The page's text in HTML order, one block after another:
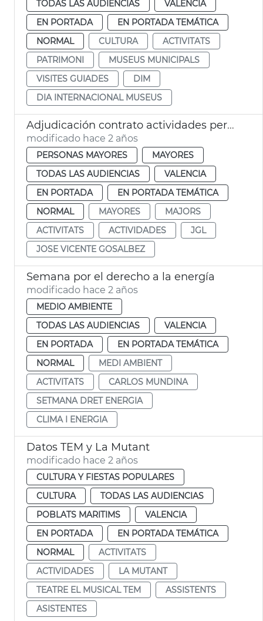
TODAS LAS AUDIENCIAS
VALENCIA
EN PORTADA
EN PORTADA TEMÁTICA
NORMAL
CULTURA
ACTIVITATS
PATRIMONI
MUSEUS MUNICIPALS
VISITES GUIADES
DIM
DIA INTERNACIONAL MUSEUS
Adjudicación contrato actividades personas mayores
modificado hace 2 años
PERSONAS MAYORES
MAYORES
TODAS LAS AUDIENCIAS
VALENCIA
EN PORTADA
EN PORTADA TEMÁTICA
NORMAL
MAYORES
MAJORS
ACTIVITATS
ACTIVIDADES
JGL
JOSE VICENTE GOSALBEZ
Semana por el derecho a la energía
modificado hace 2 años
MEDIO AMBIENTE
TODAS LAS AUDIENCIAS
VALENCIA
EN PORTADA
EN PORTADA TEMÁTICA
NORMAL
MEDI AMBIENT
ACTIVITATS
CARLOS MUNDINA
SETMANA DRET ENERGIA
CLIMA I ENERGIA
Datos TEM y La Mutant
modificado hace 2 años
CULTURA Y FIESTAS POPULARES
CULTURA
TODAS LAS AUDIENCIAS
POBLATS MARITIMS
VALENCIA
EN PORTADA
EN PORTADA TEMÁTICA
NORMAL
ACTIVITATS
ACTIVIDADES
LA MUTANT
TEATRE EL MUSICAL TEM
ASSISTENTS
ASISTENTES